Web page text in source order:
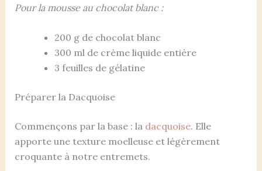
Pour la mousse au chocolat blanc :
200 g de chocolat blanc
300 ml de crème liquide entière
3 feuilles de gélatine
Préparer la Dacquoise
Commençons par la base : la dacquoise. Elle
apporte une texture moelleuse et légèrement
croquante à notre entremets.